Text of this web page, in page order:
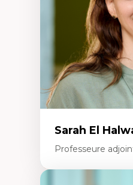
les auditoires
Épistémologie des
numérique et l’IA
Théorie des droits
La pensée
La pensée
Justice
internationales
Sarah El
Professeure